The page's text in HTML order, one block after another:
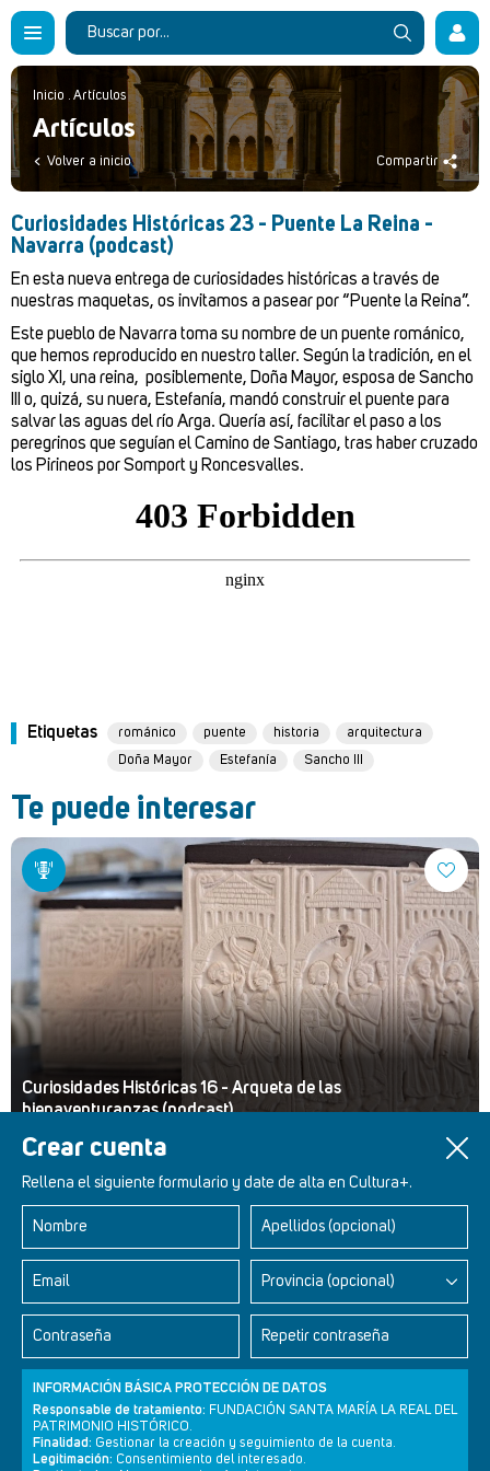
Crear cuenta
Rellena el siguiente formulario y date de alta en Cultura+.
Nombre Apellidos (opcional)
Email Provincia (opcional)
Contraseña Repetir contraseña
INFORMACIÓN BÁSICA PROTECCIÓN DE DATOS
Responsable de tratamiento: FUNDACIÓN SANTA MARÍA LA REAL DEL
PATRIMONIO HISTÓRICO.
Finalidad: Gestionar la creación y seguimiento de la cuenta.
Legitimación: Consentimiento del interesado.
Inicio . Artículos
Artículos
Volver a inicio Compartir
Curiosidades Históricas 23 - Puente La Reina -
Navarra (podcast)
En esta nueva entrega de curiosidades históricas a través de
nuestras maquetas, os invitamos a pasear por “Puente la Reina”.
Este pueblo de Navarra toma su nombre de un puente románico,
que hemos reproducido en nuestro taller. Según la tradición, en el
siglo XI, una reina, posiblemente, Doña Mayor, esposa de Sancho
III o, quizá, su nuera, Estefanía, mandó construir el puente para
salvar las aguas del río Arga. Quería así, facilitar el paso a los
peregrinos que seguían el Camino de Santiago, tras haber cruzado
los Pirineos por Somport y Roncesvalles.
Etiquetas románico puente historia
arquitectura
Doña Mayor
Estefanía Sancho III
Te puede interesar
Curiosidades Históricas 16 - Arqueta de las
bienaventuranzas (podcast)
Retablos Renacentistas Este de León